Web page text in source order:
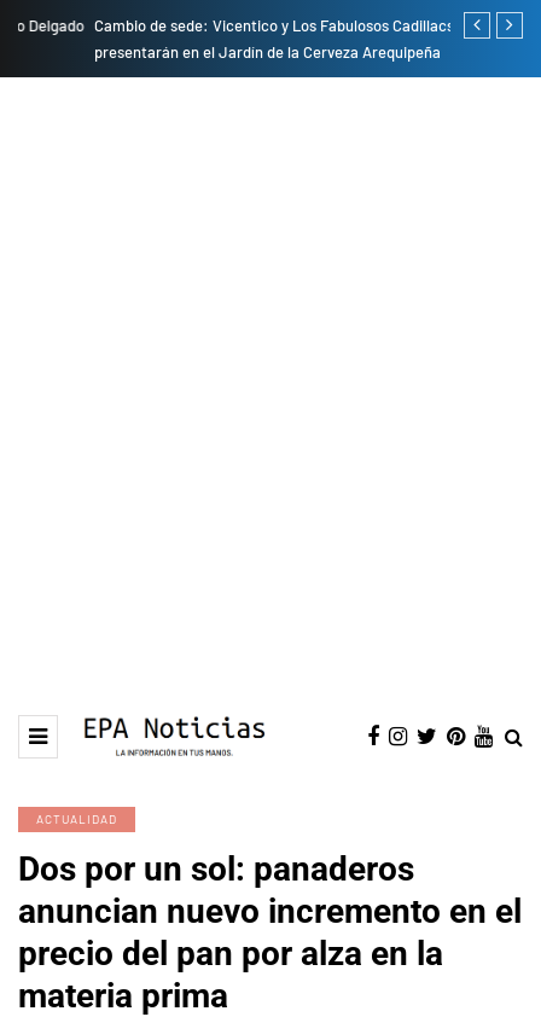
Cambio de sede: Vicentico y Los Fabulosos Cadillacs se
presentarán en el Jardín de la Cerveza Arequipeña
Empresas
ACTUALIDAD
Dos por un sol: panaderos
anuncian nuevo incremento en el
precio del pan por alza en la
materia prima